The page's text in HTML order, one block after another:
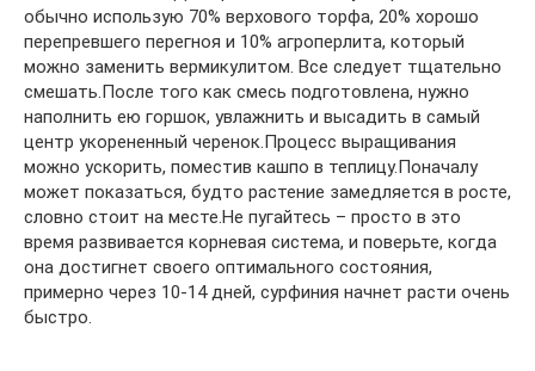
обычно использую 70% верхового торфа, 20% хорошо
перепревшего перегноя и 10% агроперлита, который
можно заменить вермикулитом. Все следует тщательно
смешать.После того как смесь подготовлена, нужно
наполнить ею горшок, увлажнить и высадить в самый
центр укорененный черенок.Процесс выращивания
можно ускорить, поместив кашпо в теплицу.Поначалу
может показаться, будто растение замедляется в росте,
словно стоит на месте.Не пугайтесь – просто в это
время развивается корневая система, и поверьте, когда
она достигнет своего оптимального состояния,
примерно через 10-14 дней, сурфиния начнет расти очень
быстро.